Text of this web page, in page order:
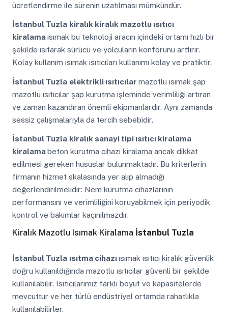
ücretlendirme ile sürenin uzatılması mümkündür.
İstanbul Tuzla kiralık kiralık mazotlu ısıtıcı
kiralamaısımak bu teknoloji aracın içindeki ortamı hızlı bir
şekilde ısıtarak sürücü ve yolcuların konforunu arttırır.
Kolay kullanım ısımak ısıtıcıları kullanımı kolay ve pratiktir.
İstanbul Tuzla elektrikli ısıtıcılar mazotlu ısımak şap
mazotlu ısıtıcılar şap kurutma işleminde verimliliği artıran
ve zaman kazandıran önemli ekipmanlardır. Aynı zamanda
sessiz çalışmalarıyla da tercih sebebidir.
İstanbul Tuzla kiralık sanayi tipi ısıtıcı kiralama
kiralama beton kurutma cihazı kiralama ancak dikkat
edilmesi gereken hususlar bulunmaktadır. Bu kriterlerin
firmanın hizmet skalasında yer alıp almadığı
değerlendirilmelidir: Nem kurutma cihazlarının
performansını ve verimliliğini koruyabilmek için periyodik
kontrol ve bakımlar kaçınılmazdır.
Kiralık Mazotlu Isımak Kiralama İstanbul Tuzla
İstanbul Tuzla ısıtma cihazıısımak ısıtıcı kiralık güvenlik
doğru kullanıldığında mazotlu ısıtıcılar güvenli bir şekilde
kullanılabilir. Isıtıcılarımız farklı boyut ve kapasitelerde
mevcuttur ve her türlü endüstriyel ortamda rahatlıkla
kullanılabilirler.